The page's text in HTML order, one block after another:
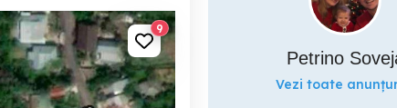
9
Petrino
Vezi toate